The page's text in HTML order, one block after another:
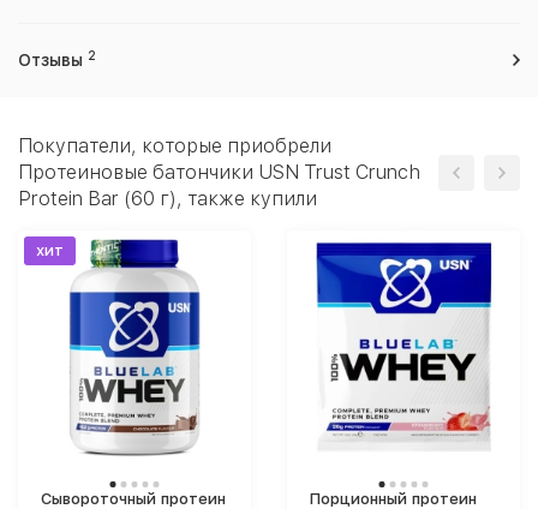
Отзывы 2
Покупатели, которые приобрели
Протеиновые батончики USN Trust Crunch
Protein Bar (60 г), также купили
хит
Сывороточный протеин
Порционный протеин